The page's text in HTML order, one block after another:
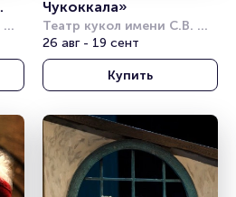
Чукоккала»
Театр кукол имени С.В.
Образцова
26 авг - 19 сент
Купить